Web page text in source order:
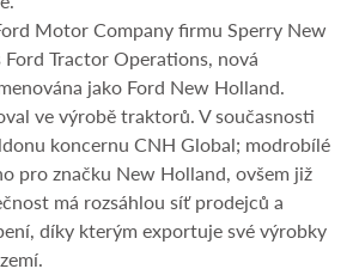
Motor Company firmu Sperry New
Tractor Operations, nová
jako Ford New Holland.
ve výrobě traktorů. V současnosti
koncernu CNH Global; modrobílé
pro značku New Holland, ovšem již
má rozsáhlou síť prodejců a
díky kterým exportuje své výrobky